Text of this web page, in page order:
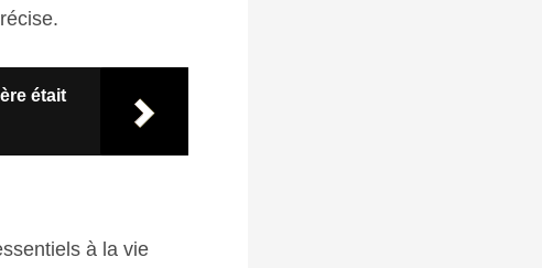
était
à la vie